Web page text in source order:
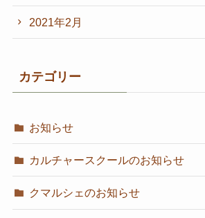
2021年2月
カテゴリー
お知らせ
カルチャースクールのお知らせ
クマルシェのお知らせ